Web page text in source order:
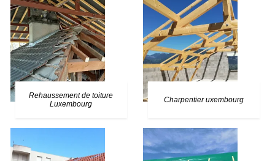
Rehaussement de toiture
Luxembourg
Charpentier uxembourg